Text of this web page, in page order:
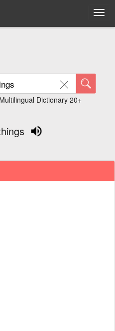
Dictionary 20+